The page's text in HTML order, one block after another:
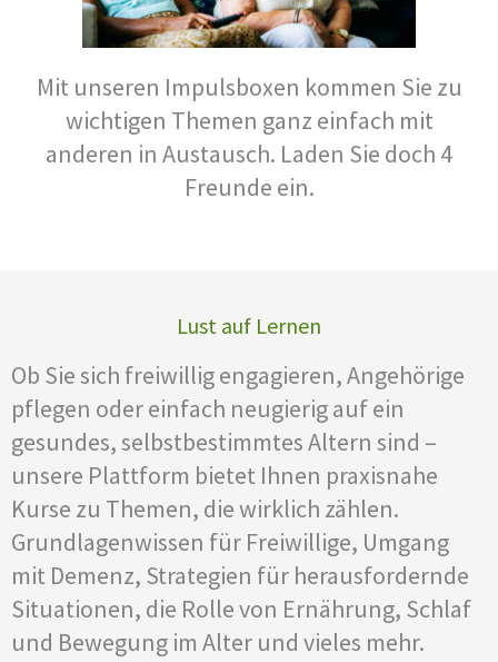
Mit unseren Impulsboxen kommen Sie zu
wichtigen Themen ganz einfach mit
anderen in Austausch. Laden Sie doch 4
Freunde ein.
Lust auf Lernen
Ob Sie sich freiwillig engagieren, Angehörige
pflegen oder einfach neugierig auf ein
gesundes, selbstbestimmtes Altern sind –
unsere Plattform bietet Ihnen praxisnahe
Kurse zu Themen, die wirklich zählen.
Grundlagenwissen für Freiwillige, Umgang
mit Demenz, Strategien für herausfordernde
Situationen, die Rolle von Ernährung, Schlaf
und Bewegung im Alter und vieles mehr.